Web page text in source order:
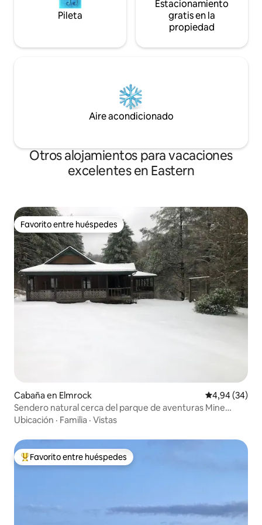
Pileta
Estacionamiento
gratis en la
propiedad
Aire acondicionado
Otros alojamientos para vacaciones
excelentes en Eastern
Favorito entre huéspedes
Favorito entre huéspedes
Cabaña en Elmrock Calificación
4,94 (34)
Sendero natural cerca del parque de aventuras Mine
Made
Ubicación · Familia · Vistas
Favorito entre los huéspedes más destacados
Favorito entre huéspedes